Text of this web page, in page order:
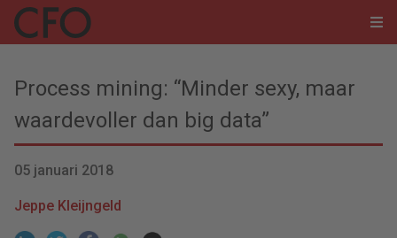
Process mining: “Minder sexy, maar
waardevoller dan big data”
05 januari 2018
Jeppe Kleijngeld